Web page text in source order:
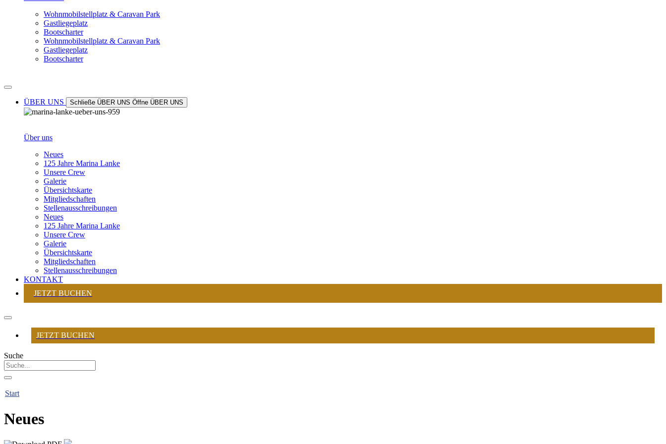
Wohnmobilstellplatz & Caravan Park
Gastliegeplatz
Bootscharter
Wohnmobilstellplatz & Caravan Park
Gastliegeplatz
Bootscharter
ÜBER UNS Schließe ÜBER UNS Öffne ÜBER UNS
Über uns
Neues
125 Jahre Marina Lanke
Unsere Crew
Galerie
Übersichtskarte
Mitgliedschaften
Stellenausschreibungen
Neues
125 Jahre Marina Lanke
Unsere Crew
Galerie
Übersichtskarte
Mitgliedschaften
Stellenausschreibungen
KONTAKT
JETZT BUCHEN
JETZT BUCHEN
Suche
Start
Neues